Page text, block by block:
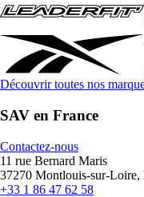
Découvrir toutes nos
SAV en France
Contactez-nous
11 rue Bernard Maris
37270 Montlouis-sur-Loire,
+33 1 86 47 62 58